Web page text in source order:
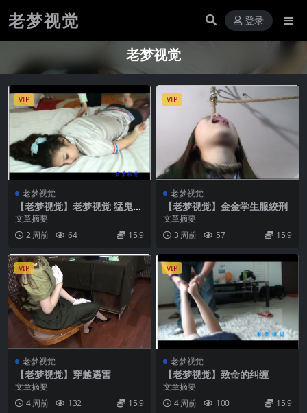
老梦视觉 登录
老梦视觉
VIP
老梦视觉
【老梦视觉】老梦视觉 猛鬼街
三部 3
文章摘要
2 周前
64 15.9
VIP
老梦视觉
【老梦视觉】金金学生服絞刑
文章摘要
3 周前
57 15.9
VIP
老梦视觉
【老梦视觉】穿越遇害
文章摘要
4 周前
132 15.9
VIP
老梦视觉
【老梦视觉】致命的纠缠
文章摘要
4 周前
100 15.9